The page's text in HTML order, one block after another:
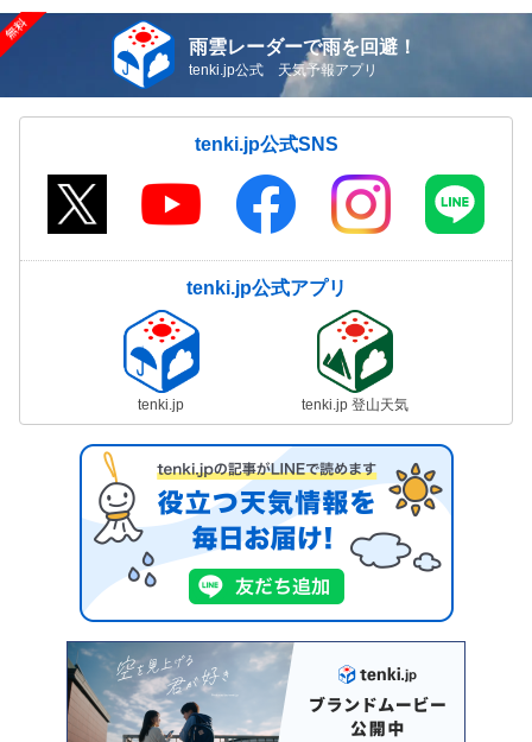
雨雲レーダーで雨を回避！
tenki.jp公式 天気予報アプリ
tenki.jp公式SNS
tenki.jp公式アプリ
tenki.jp tenki.jp 登山天気